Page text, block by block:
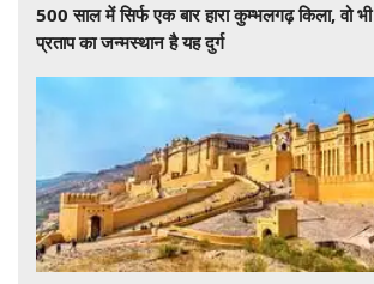
500 साल में सिर्फ एक बार हारा कुम्भलगढ़ किला, वो भी
प्रताप का जन्मस्थान है यह दुर्ग